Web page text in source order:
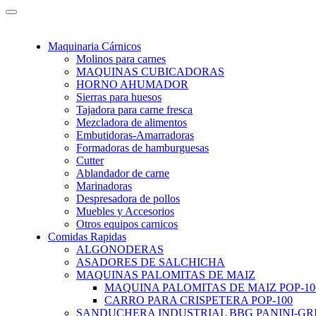
Maquinaria Cárnicos
Molinos para carnes
MAQUINAS CUBICADORAS
HORNO AHUMADOR
Sierras para huesos
Tajadora para carne fresca
Mezcladora de alimentos
Embutidoras-Amarradoras
Formadoras de hamburguesas
Cutter
Ablandador de carne
Marinadoras
Despresadora de pollos
Muebles y Accesorios
Otros equipos carnicos
Comidas Rapidas
ALGONODERAS
ASADORES DE SALCHICHA
MAQUINAS PALOMITAS DE MAIZ
MAQUINA PALOMITAS DE MAIZ POP-
CARRO PARA CRISPETERA POP-100
SANDUCHERA INDUSTRIAL BBG PANINI-